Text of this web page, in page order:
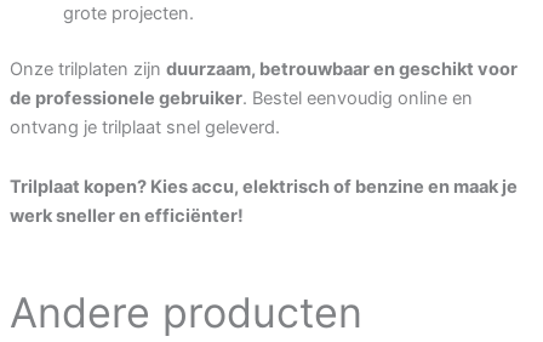
grote projecten.
Onze trilplaten zijn duurzaam, betrouwbaar en geschikt voor
de professionele gebruiker. Bestel eenvoudig online en
ontvang je trilplaat snel geleverd.
Trilplaat kopen? Kies accu, elektrisch of benzine en maak je
werk sneller en efficiënter!
Andere producten
Submit Review
Thanks for your review!
We are processing it and it will appear on the